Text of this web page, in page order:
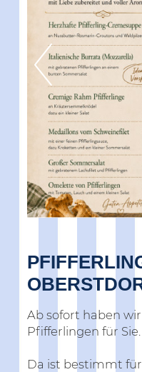
Ab sofort haben
Pfifferlingen für Sie.
Da ist bestimmt für